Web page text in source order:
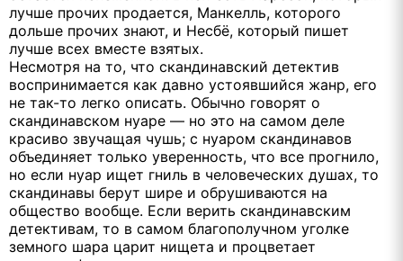
лучше прочих продается, Манкелль, которого
дольше прочих знают, и Несбё, который пишет
лучше всех вместе взятых.
Несмотря на то, что скандинавский детектив
воспринимается как давно устоявшийся жанр, его
не так-то легко описать. Обычно говорят о
скандинавском нуаре — но это на самом деле
красиво звучащая чушь; с нуаром скандинавов
объединяет только уверенность, что все прогнило,
но если нуар ищет гниль в человеческих душах, то
скандинавы берут шире и обрушиваются на
общество вообще. Если верить скандинавским
детективам, то в самом благополучном уголке
земного шара царит нищета и процветает